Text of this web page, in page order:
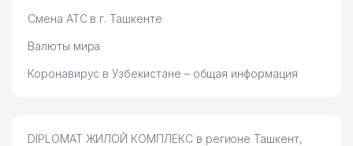
Смена АТС в г. Ташкенте
Валюты мира
Коронавирус в Узбекистане – общая информация
DIPLOMAT ЖИЛОЙ КОМПЛЕКС в регионе Ташкент,